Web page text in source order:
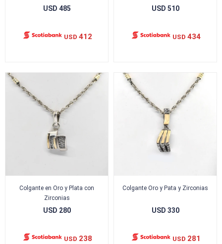
USD 485
USD 412
USD 510
USD 434
Colgante en Oro y Plata con
Zirconias
USD 280
USD 238
Colgante Oro y Pata y Zirconias
USD 330
USD 281